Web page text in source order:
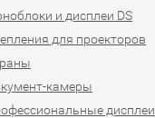
и дисплеи DS
для проекторов
камеры
дисплеи